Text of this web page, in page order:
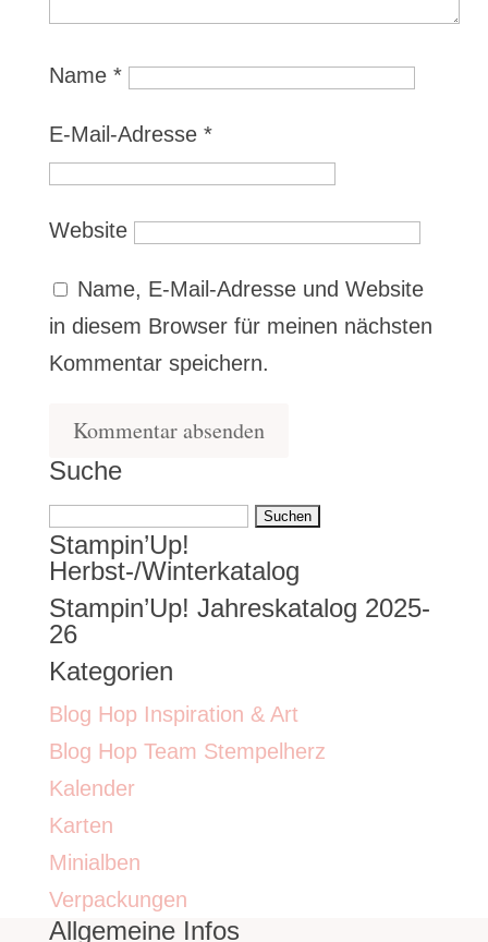
Name *
E-Mail-Adresse *
Website
Name, E-Mail-Adresse und Website
in diesem Browser für meinen nächsten
Kommentar speichern.
Suche
Suchen
nach:
Stampin’Up!
Herbst-/Winterkatalog
Stampin’Up! Jahreskatalog 2025-
26
Kategorien
Blog Hop Inspiration & Art
Blog Hop Team Stempelherz
Kalender
Karten
Minialben
Verpackungen
Allgemeine Infos